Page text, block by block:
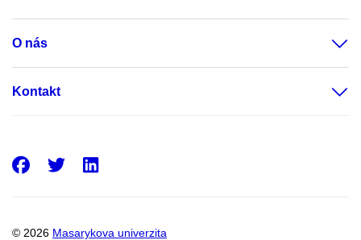
O nás
Kontakt
© 2026 Masarykova univerzita
Facebook
Twitter